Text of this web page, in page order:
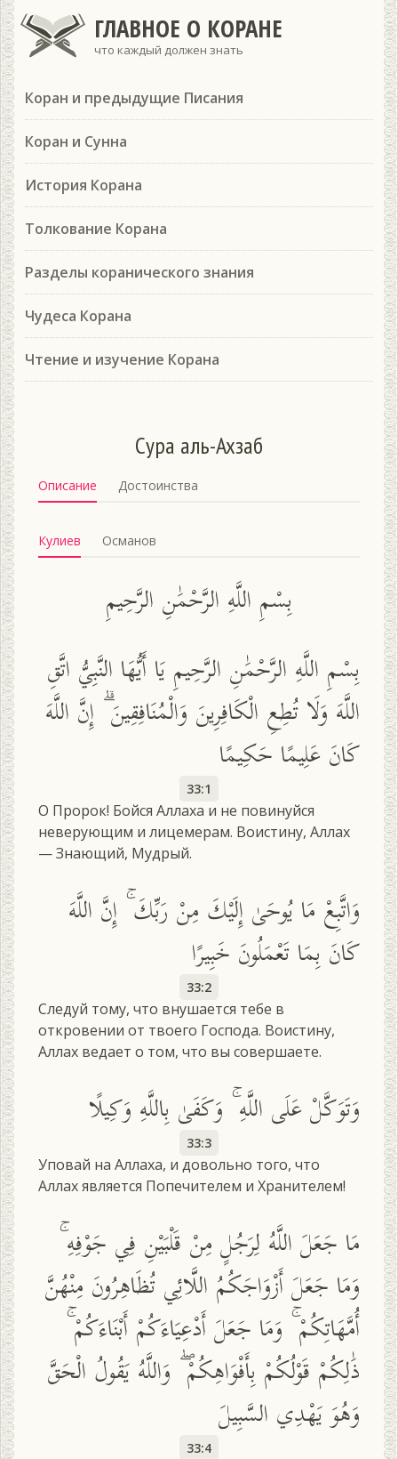
ГЛАВНОЕ О КОРАНЕ
что каждый должен знать
Коран и предыдущие Писания
Коран и Сунна
История Корана
Толкование Корана
Разделы коранического знания
Чудеса Корана
Чтение и изучение Корана
Сура аль-Ахзаб
Описание Достоинства
Кулиев Османов
بِسْمِ اللَّهِ الرَّحْمَٰنِ الرَّحِيمِ
بِسْمِ اللَّهِ الرَّحْمَٰنِ الرَّحِيمِ يَا أَيُّهَا النَّبِيُّ اتَّقِ
اللَّهَ وَلَا تُطِعِ الْكَافِرِينَ وَالْمُنَافِقِينَ ۗ إِنَّ اللَّهَ
كَانَ عَلِيمًا حَكِيمًا
33:1
О Пророк! Бойся Аллаха и не повинуйся
неверующим и лицемерам. Воистину, Аллах
— Знающий, Мудрый.
وَاتَّبِعْ مَا يُوحَىٰ إِلَيْكَ مِنْ رَبِّكَ ۚ إِنَّ اللَّهَ
كَانَ بِمَا تَعْمَلُونَ خَبِيرًا
33:2
Следуй тому, что внушается тебе в
откровении от твоего Господа. Воистину,
Аллах ведает о том, что вы совершаете.
وَتَوَكَّلْ عَلَى اللَّهِ ۚ وَكَفَىٰ بِاللَّهِ وَكِيلًا
33:3
Уповай на Аллаха, и довольно того, что
Аллах является Попечителем и Хранителем!
مَا جَعَلَ اللَّهُ لِرَجُلٍ مِنْ قَلْبَيْنِ فِي جَوْفِهِ ۚ
وَمَا جَعَلَ أَزْوَاجَكُمُ اللَّائِي تُظَاهِرُونَ مِنْهُنَّ
أُمَّهَاتِكُمْ ۚ وَمَا جَعَلَ أَدْعِيَاءَكُمْ أَبْنَاءَكُمْ ۚ
ذَٰلِكُمْ قَوْلُكُمْ بِأَفْوَاهِكُمْ ۖ وَاللَّهُ يَقُولُ الْحَقَّ
وَهُوَ يَهْدِي السَّبِيلَ
33:4